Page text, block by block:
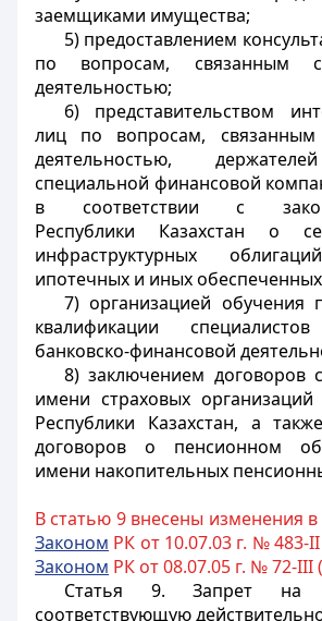
заемщиками имущества;
5) предоставлением
по вопросам, связанным
деятельностью;
6) представительством
лиц по вопросам, связанным
деятельностью,
специальной финансовой
в соответствии с
Республики Казахстан о
инфраструктурных
ипотечных и иных
7) организацией
квалификации
банковско-финансовой
8) заключением договоров
имени страховых
Республики Казахстан, а
договоров о пенсионном
имени накопительных
В статью 9 внесены изменения в
Законом РК от 10.07.03 г. № 483-II
Законом РК от 08.07.05 г. № 72-III (
Статья 9. Запрет на
соответствующую